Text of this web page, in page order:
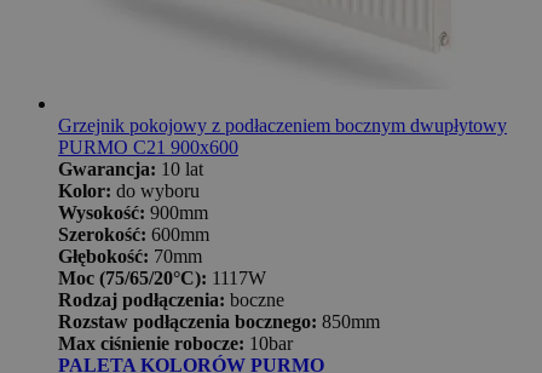
Grzejnik pokojowy z podłaczeniem bocznym dwupłytowy
PURMO C21 900x600
Gwarancja: 10 lat
Kolor: do wyboru
Wysokość: 900mm
Szerokość: 600mm
Głębokość: 70mm
Moc (75/65/20°C): 1117W
Rodzaj podłączenia: boczne
Rozstaw podłączenia bocznego: 850mm
Max ciśnienie robocze: 10bar
PALETA KOLORÓW PURMO